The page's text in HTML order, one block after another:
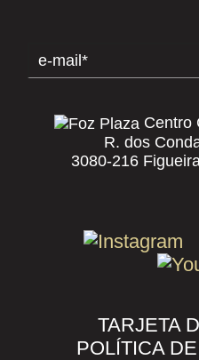
Centro
R. dos
3080-216
TARJETA
POLÍTICA